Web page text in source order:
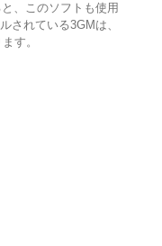
、このソフトも使用
されている3GMは、
す。